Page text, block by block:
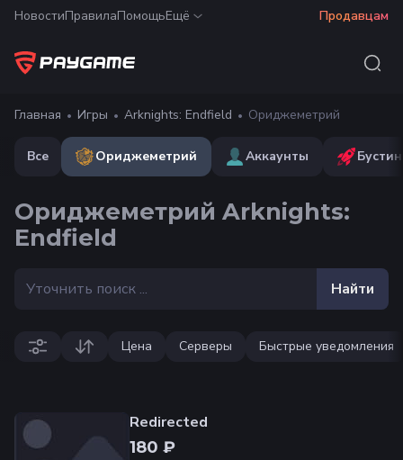
НовостиПравилаПомощьЕщё Продавцам
Главная Игры Arknights: Endfield Ориджеметрий
Все Ориджеметрий Аккаунты
Ориджеметрий Arknights:
Endfield
Найти
Цена Серверы Быстрые уведомления
Redirected
180 ₽